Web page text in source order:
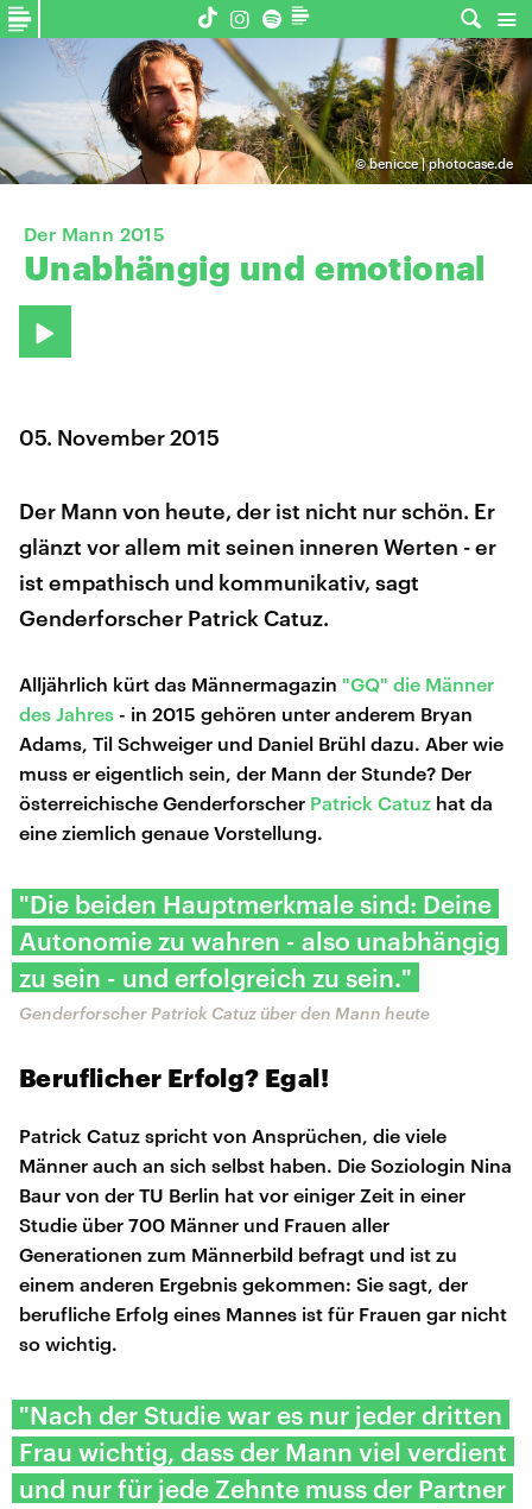
©benicce | photocase.de
Der Mann 2015
Unabhängig und emotional
05. November 2015
Der Mann von heute, der ist nicht nur schön. Er
glänzt vor allem mit seinen inneren Werten - er
ist empathisch und kommunikativ, sagt
Genderforscher Patrick Catuz.
Alljährlich kürt das Männermagazin "GQ" die Männer
des Jahres - in 2015 gehören unter anderem Bryan
Adams, Til Schweiger und Daniel Brühl dazu. Aber wie
muss er eigentlich sein, der Mann der Stunde? Der
österreichische Genderforscher Patrick Catuz hat da
eine ziemlich genaue Vorstellung.
"Die beiden Hauptmerkmale sind: Deine
Autonomie zu wahren - also unabhängig
zu sein - und erfolgreich zu sein."
Genderforscher Patrick Catuz über den Mann heute
Beruflicher Erfolg? Egal!
Patrick Catuz spricht von Ansprüchen, die viele
Männer auch an sich selbst haben. Die Soziologin Nina
Baur von der TU Berlin hat vor einiger Zeit in einer
Studie über 700 Männer und Frauen aller
Generationen zum Männerbild befragt und ist zu
einem anderen Ergebnis gekommen: Sie sagt, der
berufliche Erfolg eines Mannes ist für Frauen gar nicht
so wichtig.
"Nach der Studie war es nur jeder dritten
Frau wichtig, dass der Mann viel verdient
und nur für jede Zehnte muss der Partner